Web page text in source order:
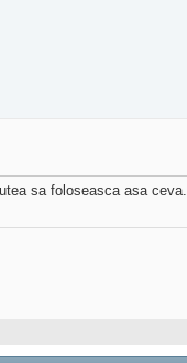
sa foloseasca asa ceva.